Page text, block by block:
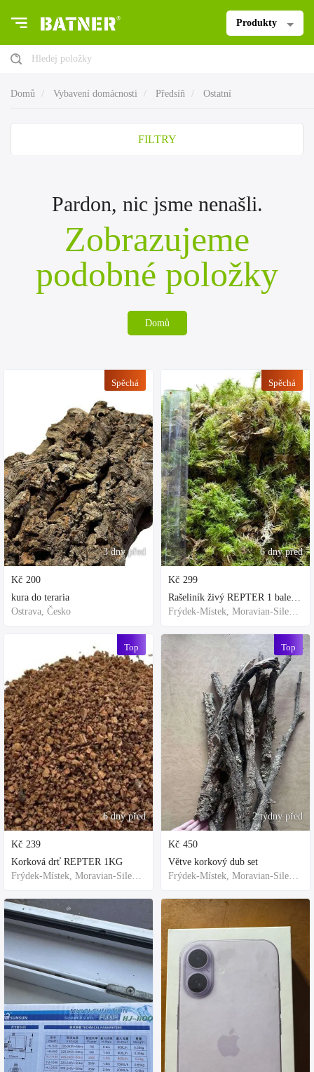
Produkty
Hledej položky
Domů Vybavení domácnosti Předsíň Ostatní
FILTRY
Pardon, nic jsme nenašli.
Zobrazujeme
podobné položky
Domů
3 dny před
Spěchá
Kč 200
kura do teraria
Ostrava, Česko
6 dny před
Top
Kč 239
Korková drť REPTER 1KG
Frýdek-Místek, Moravian-Silesian Region,Others
6 dny před
Spěchá
Kč 299
Rašeliník živý REPTER 1 balení - násada, TOP kvalita 30cm-30cm-8cm
Frýdek-Místek, Moravian-Silesian Region,Others
2 týdny před
Top
Kč 450
Větve korkový dub set
Frýdek-Místek, Moravian-Silesian Region,Others